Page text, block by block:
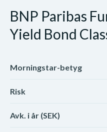
BNP Paribas
Yield Bond
Morningstar-betyg
Risk
Avk. i år (SEK)